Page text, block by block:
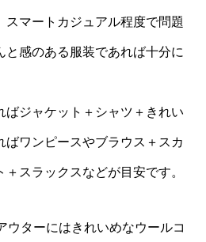
スマートカジュアル程度で問題
と感のある服装であれば十分に
ばジャケット＋シャツ＋きれい
ばワンピースやブラウス＋スカ
スラックスなどが目安です。
ウターにはきれいめなウールコ